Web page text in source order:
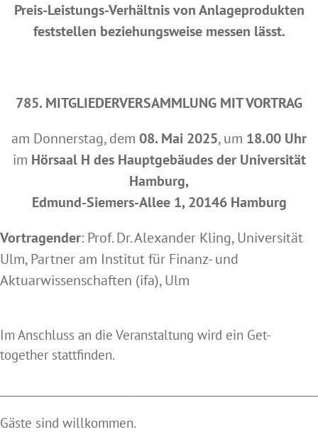
Preis-Leistungs-Verhältnis von Anlageprodukten
feststellen beziehungsweise messen lässt.
785. MITGLIEDERVERSAMMLUNG MIT VORTRAG
am Donnerstag, dem 08. Mai 2025, um 18.00 Uhr
im Hörsaal H des Hauptgebäudes der Universität
Hamburg,
Edmund-Siemers-Allee 1, 20146 Hamburg
Vortragender: Prof. Dr. Alexander Kling, Universität
Ulm, Partner am Institut für Finanz- und
Aktuarwissenschaften (ifa), Ulm
Im Anschluss an die Veranstaltung wird ein Get-
together stattfinden.
Gäste sind willkommen.